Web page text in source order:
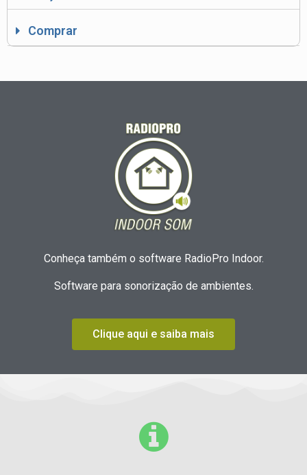
Comprar
Conheça também o software RadioPro Indoor.
Software para sonorização de ambientes.
Clique aqui e saiba mais